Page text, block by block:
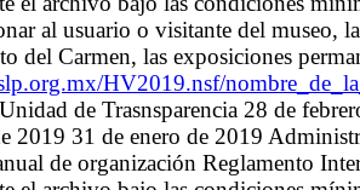
al usuario o visitante del museo,
del Carmen, las exposiciones
HV2019.nsf/
de Trasnsparencia 28 de
2019 31 de enero de 2019
de organización Reglamento